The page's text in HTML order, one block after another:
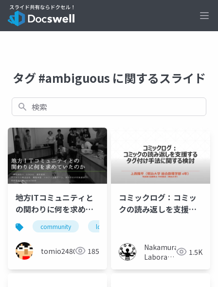
タグ #ambiguous に関するスライド
検索
地方ITコミュニティと
の関わりに何を求めて
いたのかcommunity ldd20sec
tomio2480 185
コミックログ：コミッ
クの読み返しを支援す
Nakamura
Laboratory
1.5K